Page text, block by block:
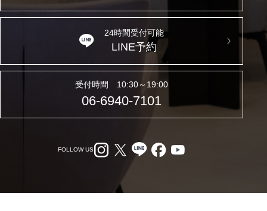
24時間受付可能
LINE予約
受付時間 10:30～19:00
06-6940-7101
FOLLOW US